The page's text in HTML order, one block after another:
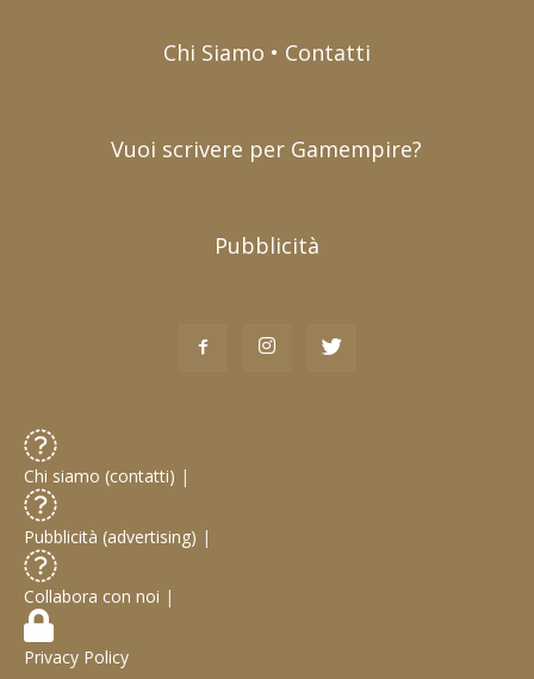
Chi Siamo • Contatti
Vuoi scrivere per Gamempire?
Pubblicità
Chi siamo (contatti) |
Pubblicità (advertising) |
Collabora con noi |
Privacy Policy